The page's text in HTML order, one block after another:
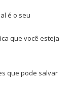
é o seu
que você esteja
que pode salvar